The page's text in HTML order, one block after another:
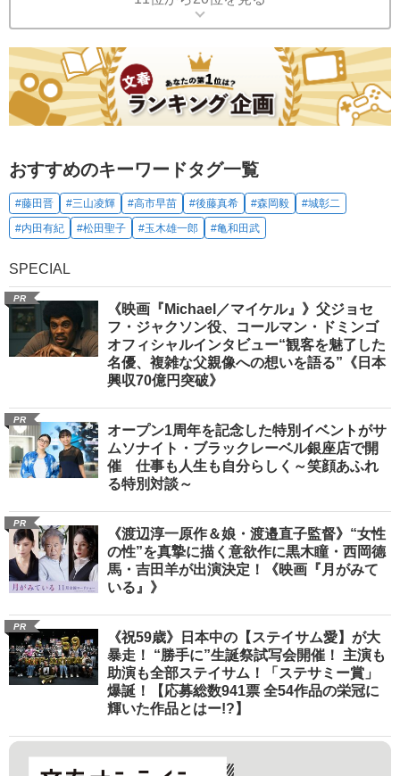
おすすめのキーワードタグ一覧
#藤田晋 #三山凌輝 #高市早苗 #後藤真希 #森岡毅
#城彰二
#内田有紀
#松田聖子 #玉木雄一郎 #亀和田武
SPECIAL
PR
《映画『Michael／マイケル』》父ジョセ
フ・ジャクソン役、コールマン・ドミンゴ
オフィシャルインタビュー“観客を魅了した
名優、複雑な父親像への想いを語る”《日本
興収70億円突破》
PR
オープン1周年を記念した特別イベントがサ
ムソナイト・ブラックレーベル銀座店で開
催 仕事も人生も自分らしく～笑顔あふれ
る特別対談～
PR
《渡辺淳一原作＆娘・渡邉直子監督》“女性
の性”を真摯に描く意欲作に黒木瞳・西岡德
馬・吉田羊が出演決定！《映画『月がみて
いる』》
PR
《祝59歳》日本中の【ステイサム愛】が大
暴走！ “勝手に”生誕祭試写会開催！ 主演も
助演も全部ステイサム！「ステサミー賞」
爆誕！【応募総数941票 全54作品の栄冠に
輝いた作品とはー!?】